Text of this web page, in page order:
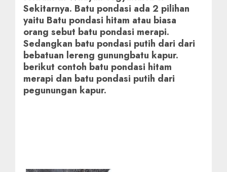
Sekitarnya. Batu pondasi ada 2 pilihan
yaitu Batu pondasi hitam atau biasa
orang sebut batu pondasi merapi.
Sedangkan batu pondasi putih dari dari
bebatuan lereng gunungbatu kapur.
berikut contoh batu pondasi hitam
merapi dan batu pondasi putih dari
pegunungan kapur.